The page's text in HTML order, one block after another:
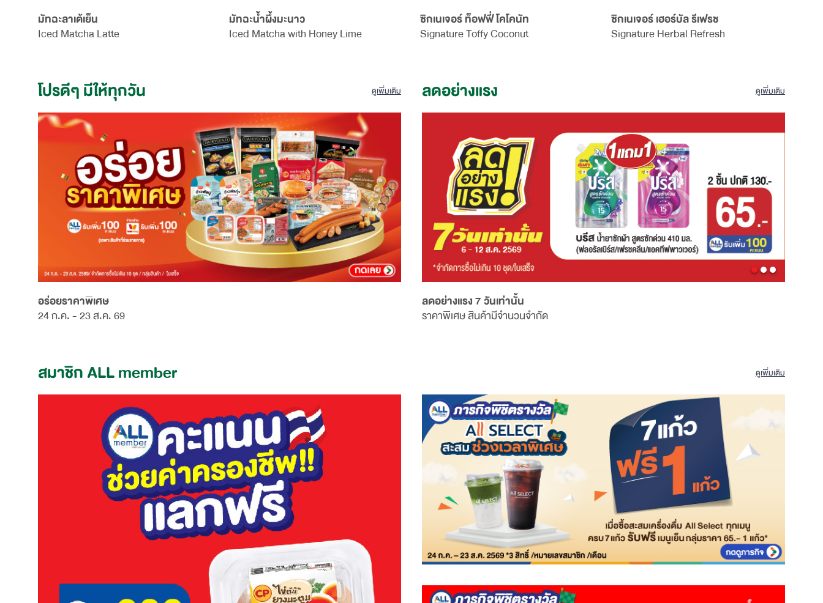
มัทฉะลาเต้เย็น
Iced Matcha Latte
มัทฉะน้ำผึ้งมะนาว
Iced Matcha with Honey Lime
ซิกเนเจอร์ ท็อฟฟี่ โคโคนัท
Signature Toffy Coconut
ซิกเนเจอร์ เฮอร์บัล รีเฟรช
Signature Herbal Refresh
โปรดีๆ มีให้ทุกวัน ดูเพิ่มเติม
อร่อยราคาพิเศษ
24 ก.ค. - 23 ส.ค. 69
ลดอย่างแรง ดูเพิ่มเติม
ลดอย่างแรง 7 วันเท่านั้น
ราคาพิเศษ สินค้ามีจำนวนจำกัด
สมาชิก ALL member ดูเพิ่มเติม